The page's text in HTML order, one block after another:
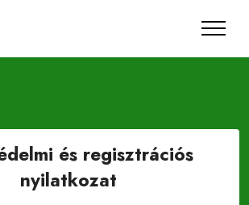
és regisztrációs
nyilatkozat